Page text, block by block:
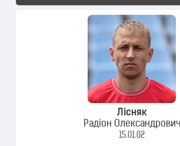
Лісняк
Радіон Олександрович
15.01.02